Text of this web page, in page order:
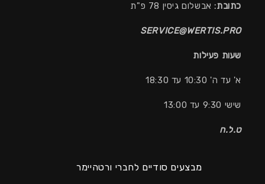
כתובת:אבשלום גיסין 78 פ"ת
SERVICE@WERTIS.PRO
שעות פעילות
א' עד ה' 10:30 עד 18:30
שישי 9:30 עד 13:00
ט.ל.ח
מבצעים סודיים לחברי ורטהיימר